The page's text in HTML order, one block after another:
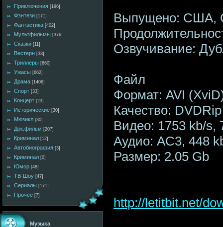
Приключения [196]
Фэнтези [171]
Фантастика [402]
Мультфильмы [376]
Сказки [11]
Вестерн [33]
Триллеры [660]
Ужасы [662]
Драма [1406]
Спорт [33]
Концерт [23]
Исторические [30]
Мюзикл [30]
Док.фильм [207]
Криминал [12]
Автобиография [3]
Криминал [0]
Юмор [48]
ТВ-Шоу [47]
Сериалы [171]
Прочее [7]
Музыка
Выпущено: США,
Озвучивание:
Файл
Формат: AVI
Качество: DVDRip
Видео: 1753 kb/s,
Аудио: AC3, 448
Размер: 2.05 Gb
http://letitbit.net/